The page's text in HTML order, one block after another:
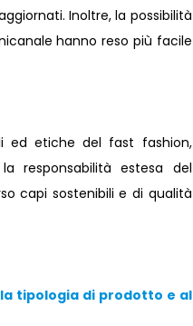
Inoltre, la possibilità
hanno reso più facile
ed etiche del fast fashion,
responsabilità estesa del
capi sostenibili e di qualità
tipologia di prodotto e al